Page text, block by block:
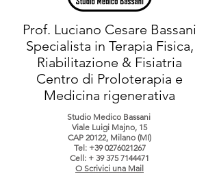
Prof. Luciano Cesare Bassani
Specialista in Terapia Fisica,
Riabilitazione & Fisiatria
Centro di Proloterapia e
Medicina rigenerativa
Studio Medico Bassani
Viale Luigi Majno, 15
CAP 20122, Milano (MI)
Tel: +39 0276021267
Cell: + 39 375 7144471
O Scrivici una Mail